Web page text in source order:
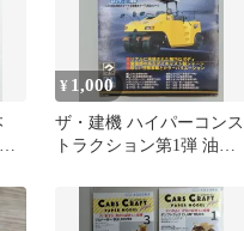
¥ 1,000
ザ・建機 ハイパーコンス
トラクション第1弾 油圧